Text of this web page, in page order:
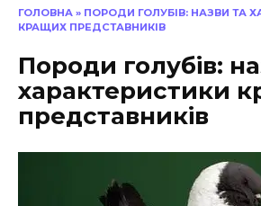
ГОЛОВНА » ПОРОДИ ГОЛУБІВ: НАЗВИ ТА
КРАЩИХ ПРЕДСТАВНИКІВ
Породи голубів:
характеристики
представників